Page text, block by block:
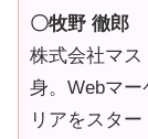
体
が
進
め
〇牧野 徹郎
株式会社マス
身。Webマ
リアをスタ